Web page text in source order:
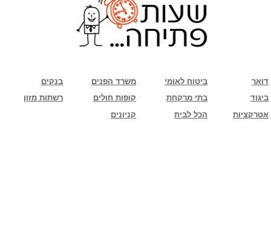
בנקים משרד הפנים ביטוח לאומי
דואר
רשתות מזון
קופות חולים בתי מרקחת
ביגוד
קניונים
הכל לבית אטרקציות